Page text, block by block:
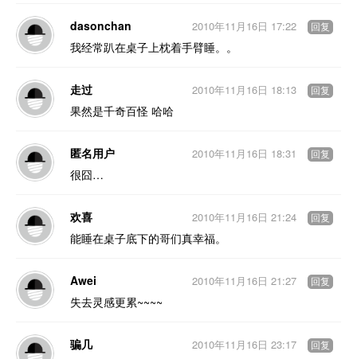
dasonchan
我经常趴在桌子上枕着手臂睡。。
2010年11月16日 17:22 回复
走过
果然是千奇百怪 哈哈
2010年11月16日 18:13 回复
匿名用户
很囧…
2010年11月16日 18:31 回复
欢喜
能睡在桌子底下的哥们真幸福。
2010年11月16日 21:24 回复
Awei
失去灵感更累~~~~
2010年11月16日 21:27 回复
骗几
2010年11月16日 23:17 回复